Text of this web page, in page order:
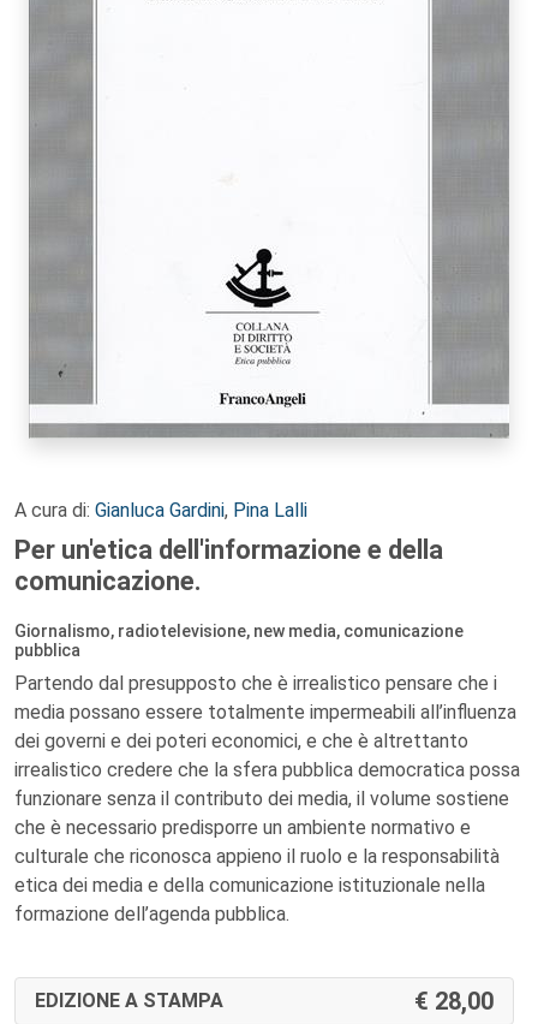
A cura di: Gianluca Gardini, Pina Lalli
Per un'etica dell'informazione e della
comunicazione.
Giornalismo, radiotelevisione, new media, comunicazione
pubblica
Partendo dal presupposto che è irrealistico pensare che i
media possano essere totalmente impermeabili all’influenza
dei governi e dei poteri economici, e che è altrettanto
irrealistico credere che la sfera pubblica democratica possa
funzionare senza il contributo dei media, il volume sostiene
che è necessario predisporre un ambiente normativo e
culturale che riconosca appieno il ruolo e la responsabilità
etica dei media e della comunicazione istituzionale nella
formazione dell’agenda pubblica.
EDIZIONE A STAMPA 28,00